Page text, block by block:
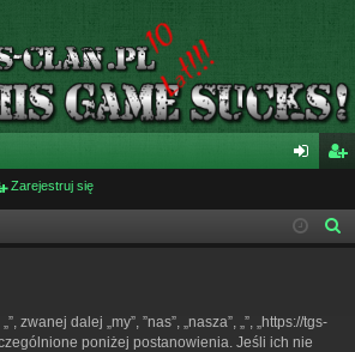
og
ę
ej
Zarejestruj się
zwanej dalej „my”, ”nas”, „nasza”, „”, „https://tgs-
poniżej postanowienia. Jeśli ich nie